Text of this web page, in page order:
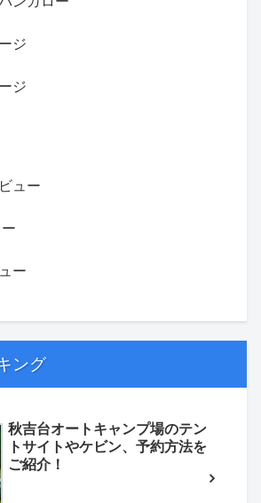
ジ
ジ
ュー
ー
ング
秋吉台オートキャンプ場のテン
トサイトやケビン、予約方法を
ご紹介！